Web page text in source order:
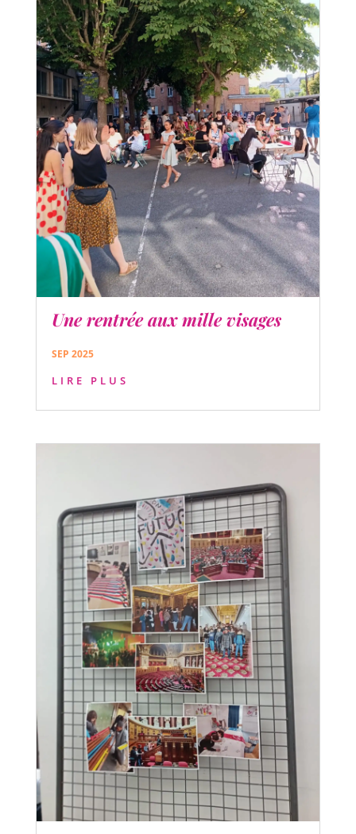
Une rentrée aux mille visages
SEP 2025
LIRE PLUS